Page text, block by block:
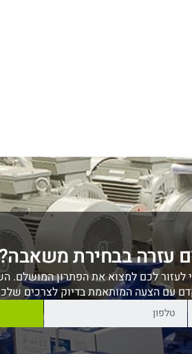
עזרה בבחירת
לעזור לכם למצוא את הפתרון המושלם.
עם הצעה המותאמת בדיוק לצרכים